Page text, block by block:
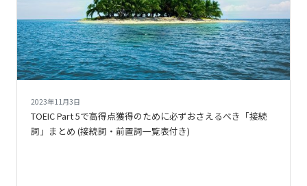
2023年11月3日
TOEIC Part 5で高得点獲得のために必ずおさえるべき「接続
詞」まとめ (接続詞・前置詞一覧表付き)